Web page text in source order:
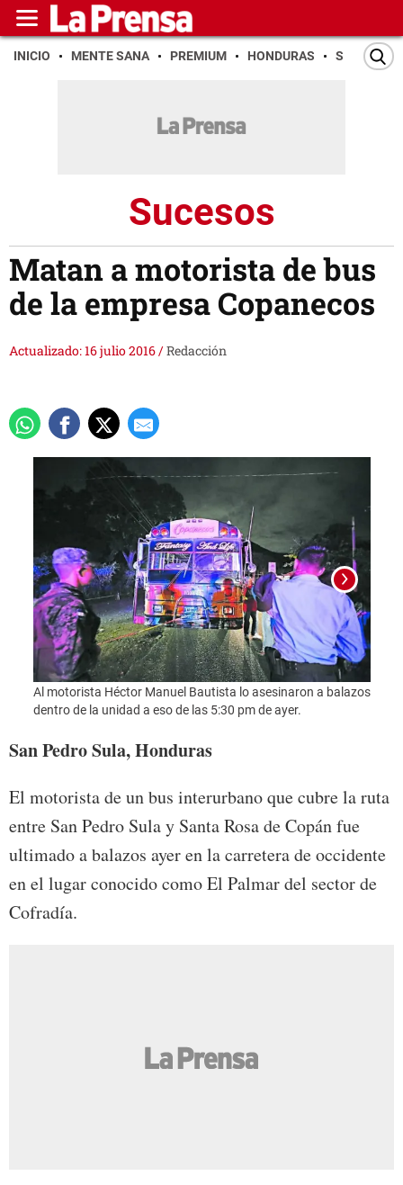
INICIO MENTE SANA PREMIUM HONDURAS SAN PEDRO
Sucesos
Matan a motorista de bus
de la empresa Copanecos
Actualizado: 16 julio 2016/Redacción
Al motorista Héctor Manuel Bautista lo asesinaron a balazos
dentro de la unidad a eso de las 5:30 pm de ayer.
San Pedro Sula, Honduras
El motorista de un bus interurbano que cubre la ruta
entre San Pedro Sula y Santa Rosa de Copán fue
ultimado a balazos ayer en la carretera de occidente
en el lugar conocido como El Palmar del sector de
Cofradía.